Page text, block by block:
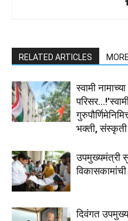
RELATED ARTICLES
स्वामी
भक्ती, संस्कृती
उपमुख्यमंत्री
विकासकामांची
दिवंगत